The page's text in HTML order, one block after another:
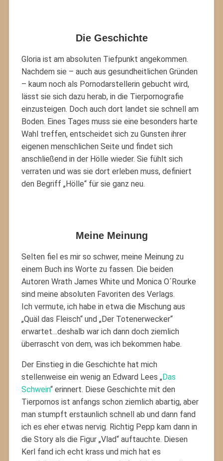
Die Geschichte
Gloria ist am absoluten Tiefpunkt angekommen.
Nachdem sie – auch aus gesundheitlichen Gründen
– kaum noch als Pornodarstellerin gebucht wird,
lässt sie sich dazu herab, in die Tierpornografie
einzusteigen. Doch auch dort landet sie schnell am
Boden. Eines Tages muss sie eine besonders harte
Wahl treffen, entscheidet sich zu Gunsten ihrer
eigenen menschlichen Seite und findet sich
anschließend in der Hölle wieder. Sie fühlt sich
verraten und was sie dort erleben muss, definiert
den Begriff „Hölle“ für sie ganz neu.
Meine Meinung
Selten fiel es mir so schwer, meine Meinung zu
einem Buch ins Worte zu fassen. Die beiden
Autoren Wrath James White und Monica O´Rourke
sind meine absoluten Favoriten des Verlags.
Ich vermute, ich habe in etwa die Mischung aus
„Quäl das Fleisch“ und „Der Totenerwecker“
erwartet…deshalb war ich dann doch ziemlich
überrascht von dem, was ich bekommen habe.
Der Einstieg in die Geschichte hat mich
stellenweise ein wenig an Edward Lees „Das
Schwein“ erinnert. Diese Geschichte mit den
Tierpornos ist anfangs schon ziemlich abartig, aber
man stumpft erstaunlich schnell ab und dann fand
ich es eher etwas nervig. Richtig Pepp kam dann in
die Story als die Figur „Vlad“ auftauchte. Diesen
Kerl fand ich echt krass und mich hat es